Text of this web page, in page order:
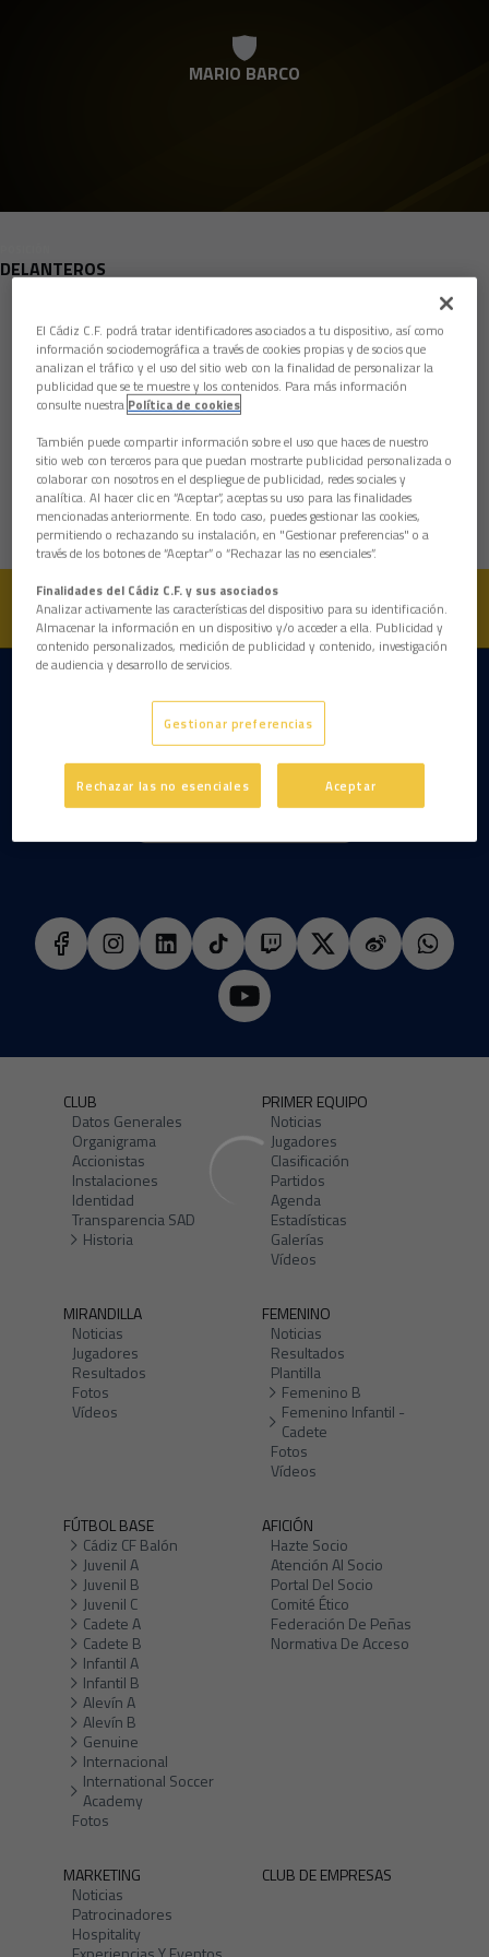
MARIO BARCO
DELANTEROS
Edad
33 años
País
Nacionalidad
Altura
Peso
CLUB
Datos Generales
Organigrama
Accionistas
Instalaciones
Identidad
Transparencia SAD
Historia
PRIMER EQUIPO
Noticias
Jugadores
Clasificación
Partidos
Agenda
Estadísticas
Galerías
Vídeos
MIRANDILLA
Noticias
Jugadores
Resultados
Fotos
Vídeos
FEMENINO
Noticias
Resultados
Plantilla
Femenino B
Femenino Infantil -
Cadete
Fotos
Vídeos
FÚTBOL BASE
Cádiz CF Balón
Juvenil A
Juvenil B
Juvenil C
Cadete A
Cadete B
Infantil A
Infantil B
Alevín A
Alevín B
Genuine
Internacional
International Soccer
Academy
Fotos
AFICIÓN
Hazte Socio
Atención Al Socio
Portal Del Socio
Comité Ético
Federación De Peñas
Normativa De Acceso
MARKETING
Noticias
Patrocinadores
Hospitality
CLUB DE EMPRESAS
El Cádiz C.F. podrá tratar identificadores asociados a tu dispositivo, así como
información sociodemográfica a través de cookies propias y de socios que
analizan el tráfico y el uso del sitio web con la finalidad de personalizar la
publicidad que se te muestre y los contenidos. Para más información
consulte nuestra Política de cookies
También puede compartir información sobre el uso que haces de nuestro
sitio web con terceros para que puedan mostrarte publicidad personalizada o
colaborar con nosotros en el despliegue de publicidad, redes sociales y
analítica. Al hacer clic en “Aceptar”, aceptas su uso para las finalidades
mencionadas anteriormente. En todo caso, puedes gestionar las cookies,
permitiendo o rechazando su instalación, en "Gestionar preferencias" o a
través de los botones de “Aceptar” o “Rechazar las no esenciales”.
Finalidades del Cádiz C.F. y sus asociados
Analizar activamente las características del dispositivo para su identificación.
Almacenar la información en un dispositivo y/o acceder a ella. Publicidad y
contenido personalizados, medición de publicidad y contenido, investigación
de audiencia y desarrollo de servicios.
Gestionar preferencias
Rechazar las no esenciales Aceptar